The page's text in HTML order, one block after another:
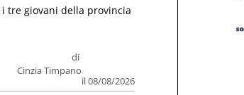
di
Cinzia Timpano
il 08/08/2026
tre giovani della provincia